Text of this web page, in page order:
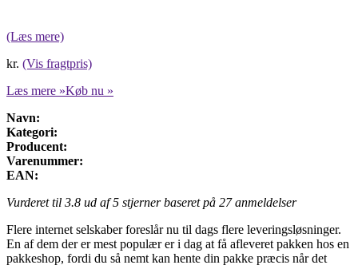
(Læs mere)
kr. (Vis fragtpris)
Læs mere »Køb nu »
Navn:
Kategori:
Producent:
Varenummer:
EAN:
Vurderet til 3.8 ud af 5 stjerner baseret på 27anmeldelser
Flere internet selskaber foreslår nu til dags flere leveringsløsninger.
En af dem der er mest populær er i dag at få afleveret pakken hos en
pakkeshop, fordi du så nemt kan hente din pakke præcis når det